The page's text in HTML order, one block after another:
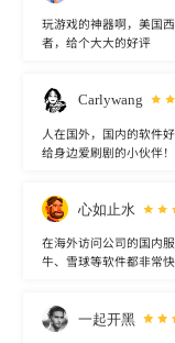
玩游戏的神器啊，美国
者，给个大大的好评
Carlywang
人在国外，国内的软件
给身边爱刷剧的小伙伴！
心如止水
在海外访问公司的国内
牛、雪球等软件都非常
一起开黑